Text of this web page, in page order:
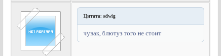
Цитата: sdwig
чувак, блютуз того не стоит